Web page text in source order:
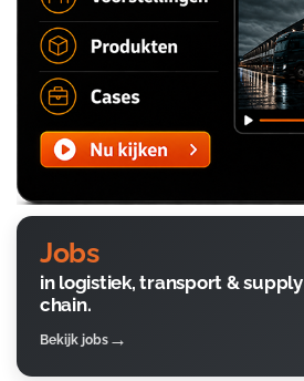
Jobs
in logistiek, transport & supply
chain.
Bekijk jobs